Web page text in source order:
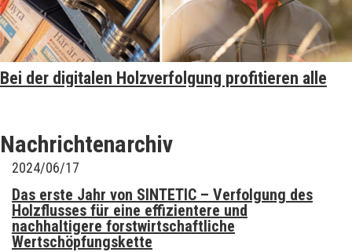
Bei der digitalen Holzverfolgung profitieren alle
Nachrichtenarchiv
2024/06/17
Das erste Jahr von SINTETIC – Verfolgung des
Holzflusses für eine effizientere und
nachhaltigere forstwirtschaftliche
Wertschöpfungskette